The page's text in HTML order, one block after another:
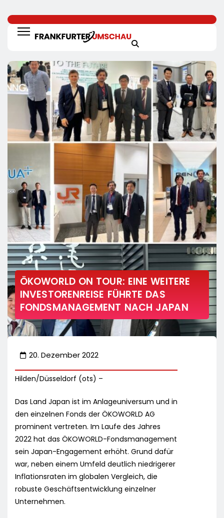
ÖKOWORLD ON TOUR: EINE WEITERE
INVESTORENREISE FÜHRTE DAS
FONDSMANAGEMENT NACH JAPAN
20. Dezember 2022
Hilden/Düsseldorf (ots) –
Das Land Japan ist im Anlageuniversum und in
den einzelnen Fonds der ÖKOWORLD AG
prominent vertreten. Im Laufe des Jahres
2022 hat das ÖKOWORLD-Fondsmanagement
sein Japan-Engagement erhöht. Grund dafür
war, neben einem Umfeld deutlich niedrigerer
Inflationsraten im globalen Vergleich, die
robuste Geschäftsentwicklung einzelner
Unternehmen.